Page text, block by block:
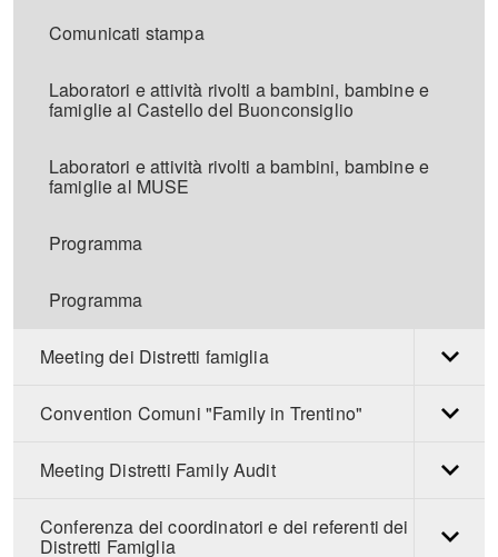
Comunicati stampa
Laboratori e attività rivolti a bambini, bambine e
famiglie al Castello del Buonconsiglio
Laboratori e attività rivolti a bambini, bambine e
famiglie al MUSE
Programma
Programma
Meeting dei Distretti famiglia
Convention Comuni "Family in Trentino"
Meeting Distretti Family Audit
Conferenza dei coordinatori e dei referenti dei
Distretti Famiglia